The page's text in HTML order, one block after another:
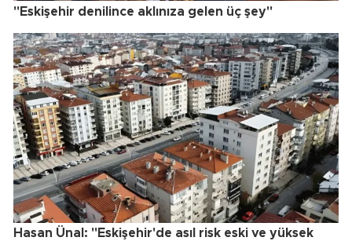
"Eskişehir denilince aklınıza gelen üç şey"
Hasan Ünal: "Eskişehir'de asıl risk eski ve yüksek